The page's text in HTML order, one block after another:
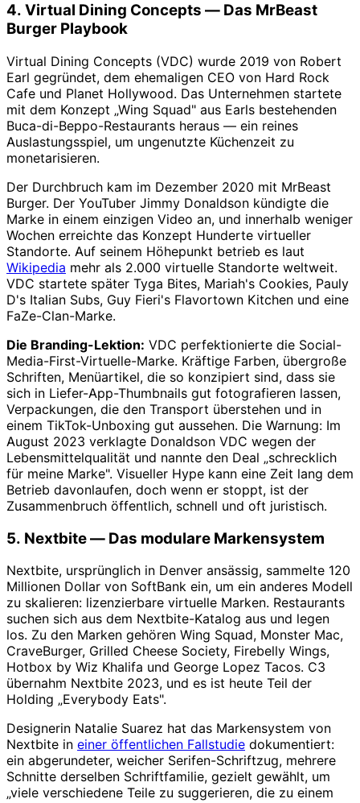
4. Virtual Dining Concepts — Das MrBeast
Burger Playbook
Virtual Dining Concepts (VDC) wurde 2019 von Robert
Earl gegründet, dem ehemaligen CEO von Hard Rock
Cafe und Planet Hollywood. Das Unternehmen startete
mit dem Konzept „Wing Squad" aus Earls bestehenden
Buca-di-Beppo-Restaurants heraus — ein reines
Auslastungsspiel, um ungenutzte Küchenzeit zu
monetarisieren.
Der Durchbruch kam im Dezember 2020 mit MrBeast
Burger. Der YouTuber Jimmy Donaldson kündigte die
Marke in einem einzigen Video an, und innerhalb weniger
Wochen erreichte das Konzept Hunderte virtueller
Standorte. Auf seinem Höhepunkt betrieb es laut
Wikipedia mehr als 2.000 virtuelle Standorte weltweit.
VDC startete später Tyga Bites, Mariah's Cookies, Pauly
D's Italian Subs, Guy Fieri's Flavortown Kitchen und eine
FaZe-Clan-Marke.
Die Branding-Lektion: VDC perfektionierte die Social-
Media-First-Virtuelle-Marke. Kräftige Farben, übergroße
Schriften, Menüartikel, die so konzipiert sind, dass sie
sich in Liefer-App-Thumbnails gut fotografieren lassen,
Verpackungen, die den Transport überstehen und in
einem TikTok-Unboxing gut aussehen. Die Warnung: Im
August 2023 verklagte Donaldson VDC wegen der
Lebensmittelqualität und nannte den Deal „schrecklich
für meine Marke". Visueller Hype kann eine Zeit lang dem
Betrieb davonlaufen, doch wenn er stoppt, ist der
Zusammenbruch öffentlich, schnell und oft juristisch.
5. Nextbite — Das modulare Markensystem
Nextbite, ursprünglich in Denver ansässig, sammelte 120
Millionen Dollar von SoftBank ein, um ein anderes Modell
zu skalieren: lizenzierbare virtuelle Marken. Restaurants
suchen sich aus dem Nextbite-Katalog aus und legen
los. Zu den Marken gehören Wing Squad, Monster Mac,
CraveBurger, Grilled Cheese Society, Firebelly Wings,
Hotbox by Wiz Khalifa und George Lopez Tacos. C3
übernahm Nextbite 2023, und es ist heute Teil der
Holding „Everybody Eats".
Designerin Natalie Suarez hat das Markensystem von
Nextbite in einer öffentlichen Fallstudie dokumentiert:
ein abgerundeter, weicher Serifen-Schriftzug, mehrere
Schnitte derselben Schriftfamilie, gezielt gewählt, um
„viele verschiedene Teile zu suggerieren, die zu einem